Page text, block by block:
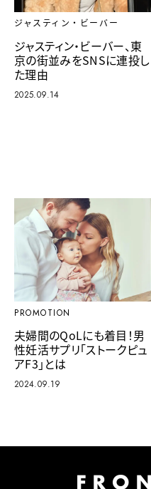
ジャスティン・ビーバー
ジャスティン・ビーバー、東
京の街並みをSNSに連投し
た理由
2025.09.14
PROMOTION
夫婦間のQoLにも着目！男
性妊活サプリ「ストークピュ
アF3」とは
2024.09.19